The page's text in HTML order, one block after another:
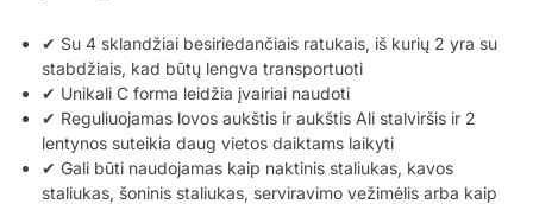
✔ Su 4 sklandžiai besiriedančiais ratukais, iš kurių 2 yra su
stabdžiais, kad būtų lengva transportuoti
✔ Unikali C forma leidžia įvairiai naudoti
✔ Reguliuojamas lovos aukštis ir aukštis Ali stalviršis ir 2
lentynos suteikia daug vietos daiktams laikyti
✔ Gali būti naudojamas kaip naktinis staliukas, kavos
staliukas, šoninis staliukas, serviravimo vežimėlis arba kaip